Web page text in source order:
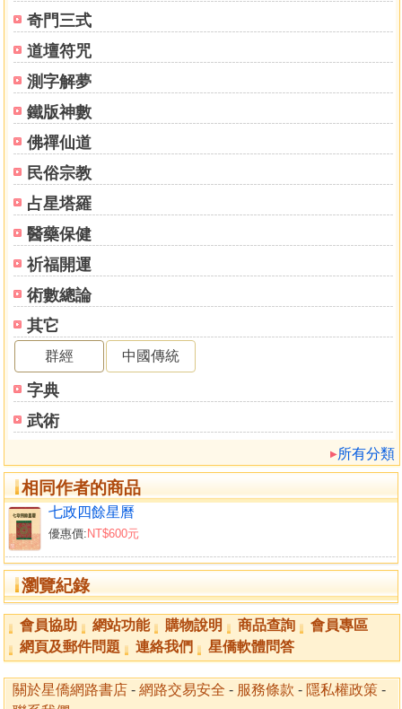
奇門三式
道壇符咒
測字解夢
鐵版神數
佛禪仙道
民俗宗教
占星塔羅
醫藥保健
祈福開運
術數總論
其它
群經 中國傳統
字典
武術
所有分類
相同作者的商品
七政四餘星曆
優惠價: NT$600元
瀏覽紀錄
稱呼辨考
服制辨考
弔慰辨考
營葬辨考
祭祀辨考
初喪儀禮
服制等殺
五服制度
治喪什儀
弔賻禮儀
屏白訃文 今大家用之
卷七
誄軸祭文
治喪儀禮 如今祭文
卷八
喪祭八禮
告遷祔祭
時祭儀禮
封贈告祖
年節故事
祀神禮儀
弔輓聯對
會員協助 網站功能 購物說明 商品查詢
會員專區
網頁及郵件問題
連絡我們 星僑軟體問答
關於星僑網路書店 - 網路交易安全 - 服務條款 - 隱私權政策 -